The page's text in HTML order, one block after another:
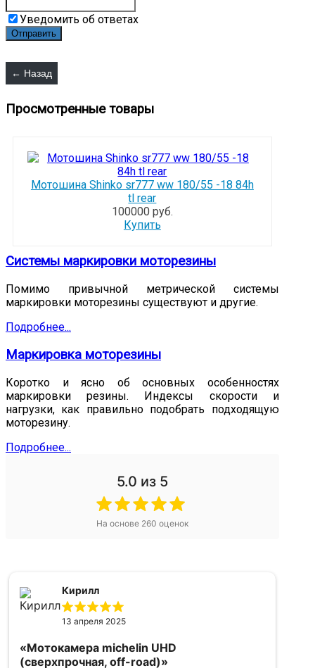
Уведомить об ответах
Просмотренные товары
Мотошина Shinko sr777 ww 180/55 -18 84h
tl rear
100000 руб.
Купить
Системы маркировки моторезины
Помимо привычной метрической системы
маркировки моторезины существуют и другие.
Подробнее...
Маркировка моторезины
Коротко и ясно об основных особенностях
маркировки резины. Индексы скорости и
нагрузки, как правильно подобрать подходящую
моторезину.
Подробнее...
5.0 из 5
На основе 260 оценок
Кирилл
13 апреля 2025
«Мотокамера michelin UHD
(сверхпрочная, off-road)»